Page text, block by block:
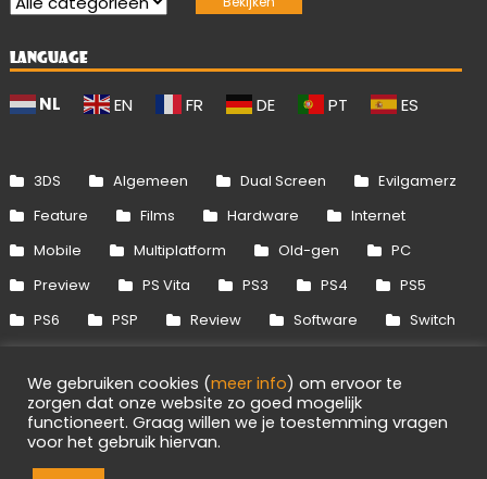
LANGUAGE
NL EN FR DE PT ES
3DS Algemeen Dual Screen
Evilgamerz
Feature
Films Hardware
Internet
Mobile
Multiplatform Old-gen
PC
Preview
PS Vita PS3 PS4
PS5
PS6
PSP Review Software
Switch
Xbox 360
Xbox One Xbox Series
We gebruiken cookies (meer info) om ervoor te
zorgen dat onze website zo goed mogelijk
functioneert. Graag willen we je toestemming vragen
voor het gebruik hiervan.